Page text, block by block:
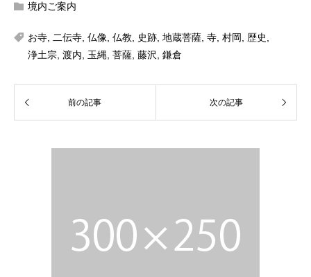
境内ご案内
お寺 二伝寺 仏像 仏教 史跡 地蔵菩薩 寺 村岡 歴史
浄土宗 渡内 玉縄 菩薩 藤沢 鎌倉